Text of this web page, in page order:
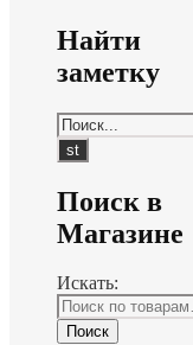
Найти
заметку
Поиск в
Магазине
Искать:
Поиск